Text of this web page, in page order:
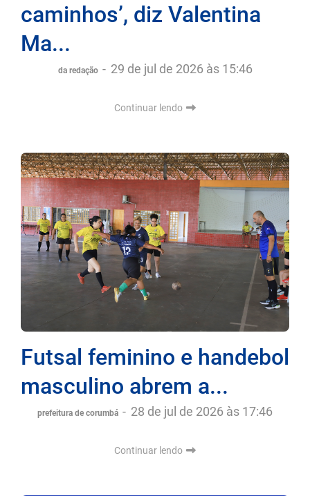
caminhos’, diz Valentina
Ma...
da redação - 29 de jul de 2026 às 15:46
Continuar lendo
Futsal feminino e handebol
masculino abrem a...
prefeitura de corumbá - 28 de jul de 2026 às 17:46
Continuar lendo